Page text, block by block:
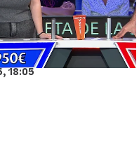
18:05